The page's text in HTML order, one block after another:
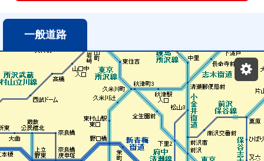
一般道路
表示設定